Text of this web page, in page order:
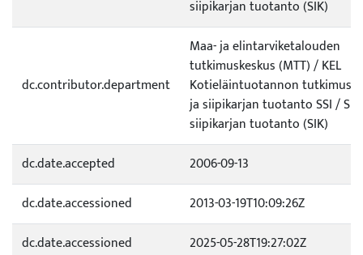
siipikarjan tuotanto (SIK)
dc.contributor.department
Maa- ja elintarviketalouden
tutkimuskeskus (MTT) / KEL
Kotieläintuotannon tutkimus /
ja siipikarjan tuotanto SSI /
siipikarjan tuotanto (SIK)
dc.date.accepted
2006-09-13
dc.date.accessioned
2013-03-19T10:09:26Z
dc.date.accessioned
2025-05-28T19:27:02Z